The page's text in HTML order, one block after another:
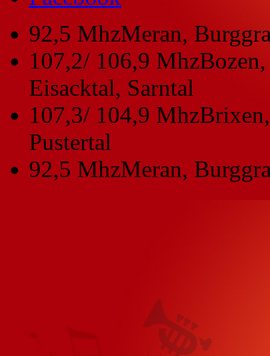
92,5 MhzMeran,
107,2/ 106,9 Mhz
Eisacktal, Sarntal
107,3/ 104,9 Mhz
Pustertal
92,5 MhzMeran,